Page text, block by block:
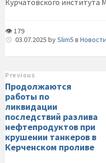
👁 179
03.07.2025 bySlim5 в Новости
Previous
Продолжаются
работы по
ликвидации
последствий разлива
нефтепродуктов при
крушении танкеров в
Керченском проливе